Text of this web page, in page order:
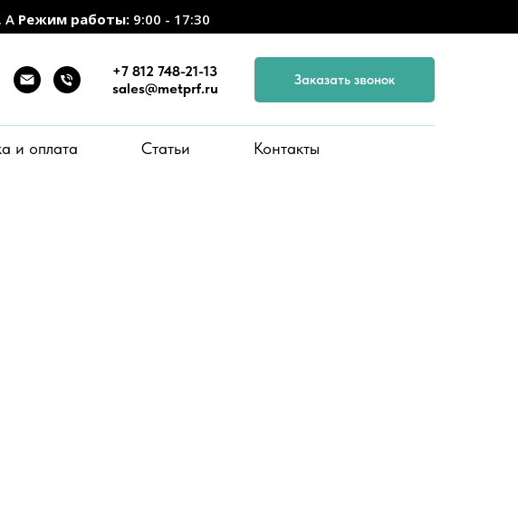
А Режим работы: 9:00 - 17:30
+7 812 748-21-13
sales@metprf.ru
Заказать звонок
и оплата Статьи Контакты